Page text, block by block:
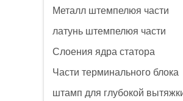
Металл штемпелюя части
латунь штемпелюя части
Слоения ядра статора
Части терминального блока
штамп для глубокой